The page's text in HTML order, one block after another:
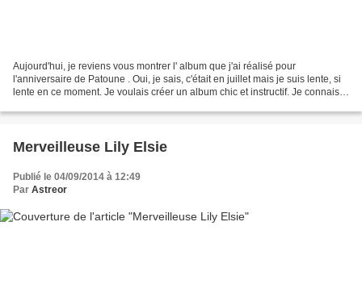
Aujourd'hui, je reviens vous montrer l' album que j'ai réalisé pour
l'anniversaire de Patoune . Oui, je sais, c'était en juillet mais je suis lente, si
lente en ce moment. Je voulais créer un album chic et instructif. Je connais
Merveilleuse Lily Elsie
Publié le 04/09/2014 à 12:49
Par Astreor